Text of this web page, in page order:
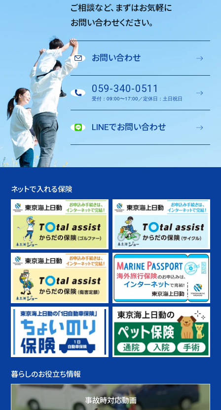
ご相談など、 まずはお気軽に
お問い合わせください。
お問い合わせ
059-340-0511
受付：09:00〜17:00／定休日：土日祝日
LINEでお問い合わせ
ネットで入れる保険
暮らしのお役立ち情報
事故時対応動画